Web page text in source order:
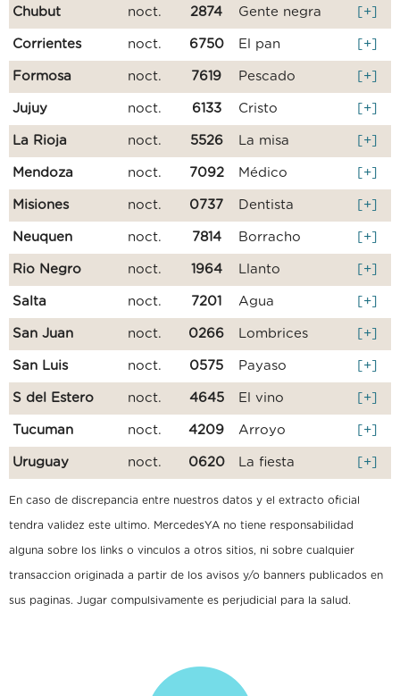
Chubut noct. 2874 Gente negra [+]
Corrientes noct. 6750 El pan [+]
Formosa noct. 7619 Pescado [+]
Jujuy noct. 6133 Cristo [+]
La Rioja noct. 5526 La misa [+]
Mendoza noct. 7092 Médico [+]
Misiones noct. 0737 Dentista [+]
Neuquen noct. 7814 Borracho [+]
Rio Negro noct. 1964 Llanto [+]
Salta noct. 7201 Agua [+]
San Juan noct. 0266 Lombrices [+]
San Luis noct. 0575 Payaso [+]
S del Estero noct. 4645 El vino [+]
Tucuman noct. 4209 Arroyo [+]
Uruguay noct. 0620 La fiesta [+]
En caso de discrepancia entre nuestros datos y el extracto oficial
tendra validez este ultimo. MercedesYA no tiene responsabilidad
alguna sobre los links o vinculos a otros sitios, ni sobre cualquier
transaccion originada a partir de los avisos y/o banners publicados en
sus paginas. Jugar compulsivamente es perjudicial para la salud.